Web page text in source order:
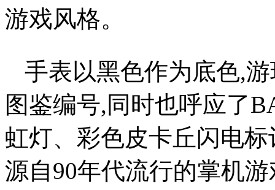
游戏风格。
手表以黑色作为底色,
图鉴编号,同时也呼应了
虹灯、彩色皮卡丘闪电
源自90年代流行的掌机